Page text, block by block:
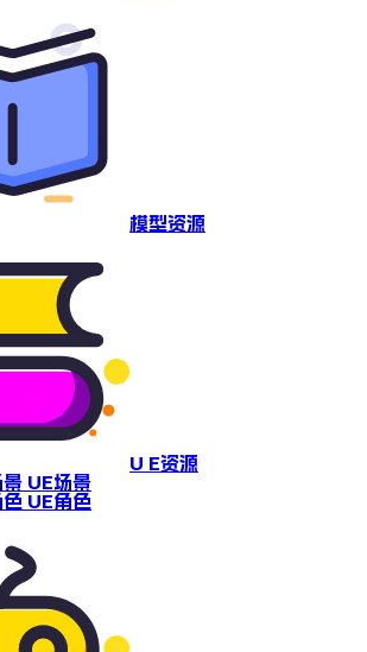
模型资源
U E资源
UE场景
UE角色